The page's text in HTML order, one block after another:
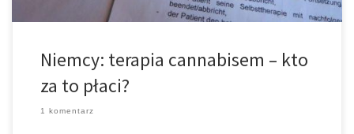
Niemcy: terapia cannabisem – kto
za to płaci?
1 komentarz